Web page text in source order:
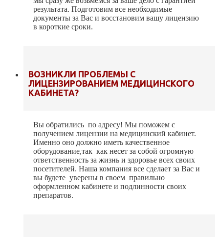
результата. Подготовим все необходимые
документы за Вас и восстановим вашу лицензию
в короткие сроки.
ВОЗНИКЛИ ПРОБЛЕМЫ С
ЛИЦЕНЗИРОВАНИЕМ МЕДИЦИНСКОГО
КАБИНЕТА?
Вы обратились по адресу! Мы поможем с
получением лицензии на медицинский кабинет.
Именно оно должно иметь качественное
оборудование,так как несет за собой огромную
ответственность за жизнь и здоровье всех своих
посетителей. Наша компания все сделает за Вас и
вы будете уверены в своем правильно
оформленном кабинете и подлинности своих
препаратов.